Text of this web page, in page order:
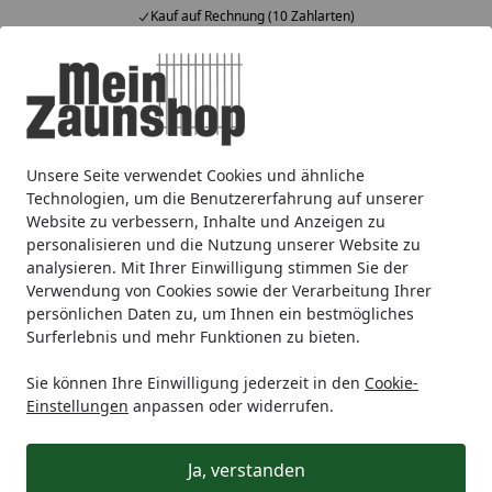
Unsere Seite verwendet Cookies und ähnliche
Technologien, um die Benutzererfahrung auf unserer
Website zu verbessern, Inhalte und Anzeigen zu
personalisieren und die Nutzung unserer Website zu
analysieren. Mit Ihrer Einwilligung stimmen Sie der
Verwendung von Cookies sowie der Verarbeitung Ihrer
persönlichen Daten zu, um Ihnen ein bestmögliches
Surferlebnis und mehr Funktionen zu bieten.
Sie können Ihre Einwilligung jederzeit in den Cookie-
Einstellungen anpassen oder widerrufen.
Ja, verstanden
Kauf auf Rechnung (10 Zahlarten)
Alle Produkte
Mein Konto
Suchen
Startseite
Alberts DURAVIS® Balkenschuh Typ A 60mm
Alberts DURAVIS® Balkenschuh Typ
A 60mm